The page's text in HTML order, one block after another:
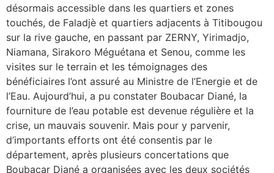
désormais accessible dans les quartiers et zones
touchés, de Faladjè et quartiers adjacents à Titibougou
sur la rive gauche, en passant par ZERNY, Yirimadjo,
Niamana, Sirakoro Méguétana et Senou, comme les
visites sur le terrain et les témoignages des
bénéficiaires l’ont assuré au Ministre de l’Energie et de
l’Eau. Aujourd’hui, a pu constater Boubacar Diané, la
fourniture de l’eau potable est devenue régulière et la
crise, un mauvais souvenir. Mais pour y parvenir,
d’importants efforts ont été consentis par le
département, après plusieurs concertations que
Boubacar Diané a organisées avec les deux sociétés